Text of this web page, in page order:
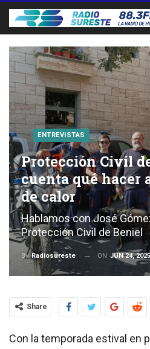
ENTREVISTAS
Protección Civil
cuenta qué hacer
de calor
Hablamos con José
Protección Civil de Beniel
ByRadiosureste ON JUN 24, 2025
Share
Con la temporada estival en